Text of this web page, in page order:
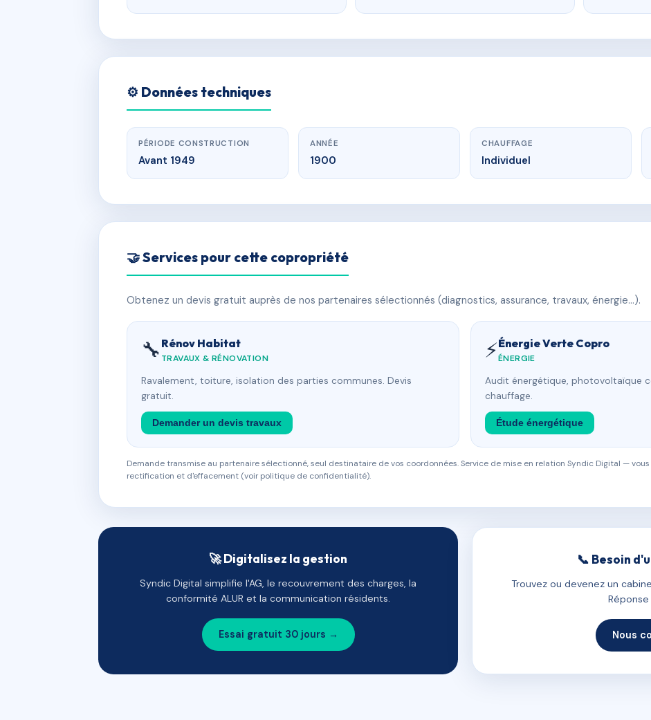
⚙️ Données techniques
PÉRIODE CONSTRUCTION
Avant 1949
ANNÉE
1900
CHAUFFAGE
Individuel
🤝 Services pour cette copropriété
Obtenez un devis gratuit auprès de nos partenaires sélectionnés (diagnostics, assurance, travaux, énergie…).
🔧 Rénov Habitat
TRAVAUX & RÉNOVATION
Ravalement, toiture, isolation des parties communes. Devis
gratuit.
Demander un devis travaux
⚡Énergie Verte Copro
ÉNERGIE
Audit énergétique, photovoltaïque
chauffage.
Étude énergétique
Demande transmise au partenaire sélectionné, seul destinataire de vos coordonnées. Service de mise en relation Syndic Digital —
rectification et d'effacement (voir politique de confidentialité).
🚀 Digitalisez la gestion
Syndic Digital simplifie l'AG, le recouvrement des charges, la
conformité ALUR et la communication résidents.
Essai gratuit 30 jours →
📞 Besoin
Trouvez ou devenez un
Nous